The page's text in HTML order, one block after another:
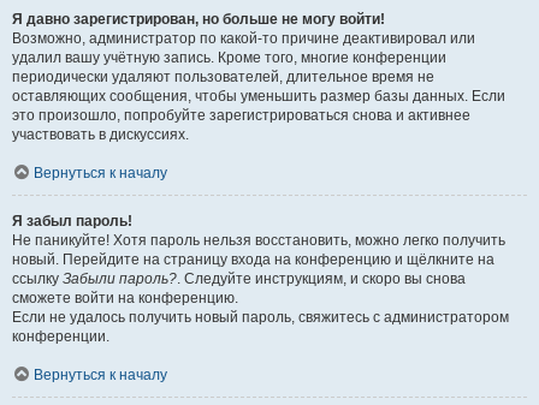
Я давно зарегистрирован, но больше не могу войти!
Возможно, администратор по какой-то причине деактивировал или
удалил вашу учётную запись. Кроме того, многие конференции
периодически удаляют пользователей, длительное время не
оставляющих сообщения, чтобы уменьшить размер базы данных. Если
это произошло, попробуйте зарегистрироваться снова и активнее
участвовать в дискуссиях.
Вернуться к началу
Я забыл пароль!
Не паникуйте! Хотя пароль нельзя восстановить, можно легко получить
новый. Перейдите на страницу входа на конференцию и щёлкните на
ссылку Забыли пароль?. Следуйте инструкциям, и скоро вы снова
сможете войти на конференцию.
Если не удалось получить новый пароль, свяжитесь с администратором
конференции.
Вернуться к началу